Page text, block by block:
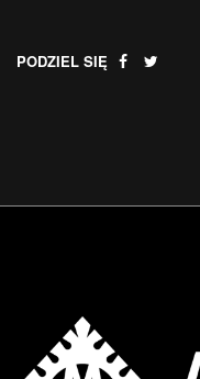
PODZIEL SIĘ